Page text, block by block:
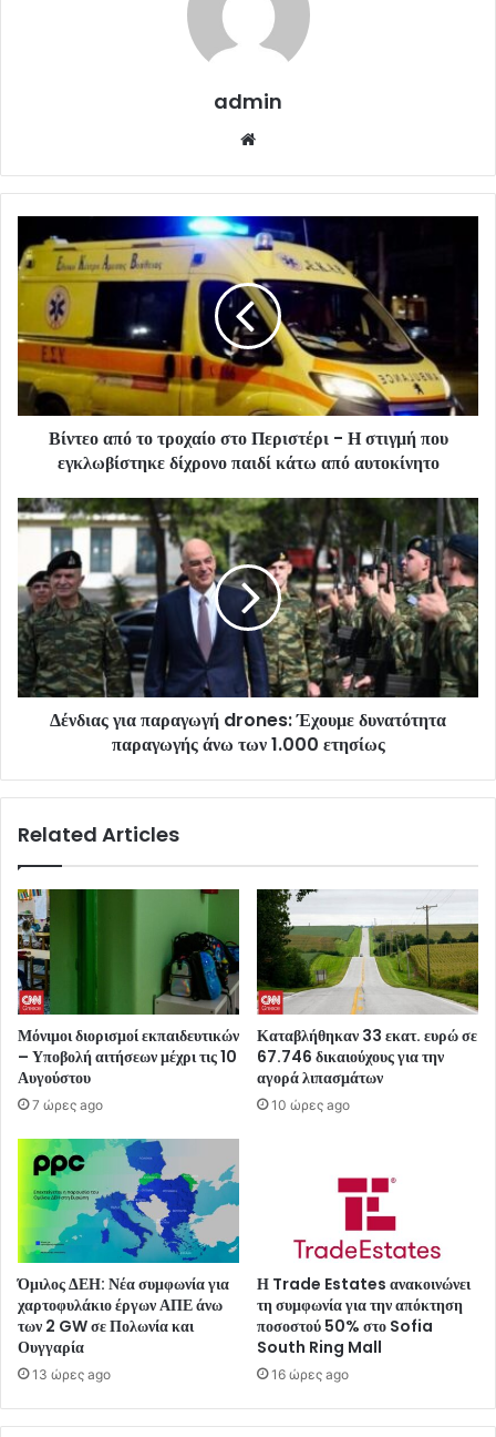
admin
Βίντεο από το τροχαίο στο Περιστέρι - Η στιγμή που
εγκλωβίστηκε δίχρονο παιδί κάτω από αυτοκίνητο
Δένδιας για παραγωγή drones: Έχουμε δυνατότητα
παραγωγής άνω των 1.000 ετησίως
Related Articles
Μόνιμοι διορισμοί εκπαιδευτικών
– Υποβολή αιτήσεων μέχρι τις 10
Αυγούστου
7 ώρες ago
Καταβλήθηκαν 33 εκατ. ευρώ σε
67.746 δικαιούχους για την
αγορά λιπασμάτων
10 ώρες ago
Όμιλος ΔΕΗ: Νέα συμφωνία για
χαρτοφυλάκιο έργων ΑΠΕ άνω
των 2 GW σε Πολωνία και
Ουγγαρία
13 ώρες ago
Η Trade Estates ανακοινώνει
τη συμφωνία για την απόκτηση
ποσοστού 50% στο Sofia
South Ring Mall
16 ώρες ago